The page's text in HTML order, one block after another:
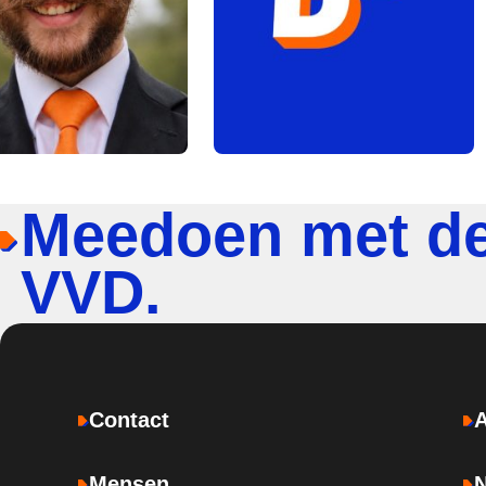
Meedoen met
VVD.
Contact